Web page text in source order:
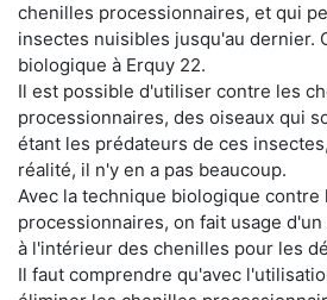
chenilles processionnaires, et qui
insectes nuisibles jusqu'au dernier.
biologique à Erquy 22.
Il est possible d'utiliser contre les
processionnaires, des oiseaux qui
étant les prédateurs de ces
réalité, il n'y en a pas beaucoup.
Avec la technique biologique contre
processionnaires, on fait usage
à l'intérieur des chenilles pour les
Il faut comprendre qu'avec